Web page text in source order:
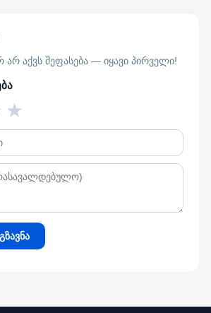
არ აქვს შეფასება — იყავი პირველი!
★